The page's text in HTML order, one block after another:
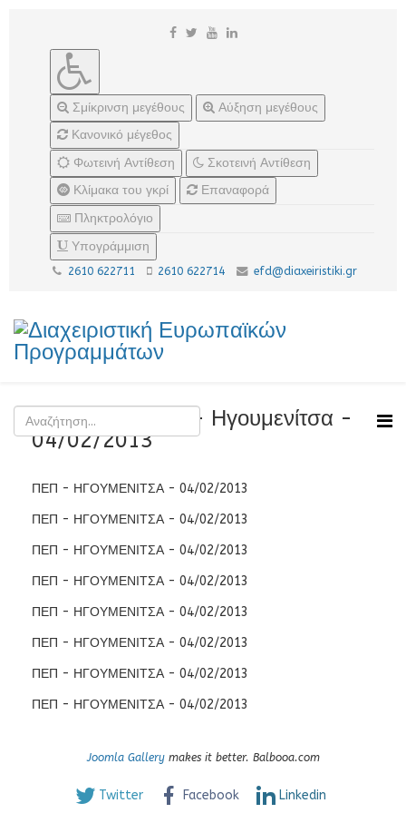
Σμίκρινση μεγέθους
Αύξηση μεγέθους
Κανονικό μέγεθος
Φωτεινή Αντίθεση
Σκοτεινή Αντίθεση
Κλίμακα του γκρί
Επαναφορά
Πληκτρολόγιο
Υπογράμμιση
2610 622711 2610 622714 efd@diaxeiristiki.gr
Εκδήλωση ΠΕΠ - Ηγουμενίτσα -
04/02/2013
ΠΕΠ - ΗΓΟΥΜΕΝΙΤΣΑ - 04/02/2013
ΠΕΠ - ΗΓΟΥΜΕΝΙΤΣΑ - 04/02/2013
ΠΕΠ - ΗΓΟΥΜΕΝΙΤΣΑ - 04/02/2013
ΠΕΠ - ΗΓΟΥΜΕΝΙΤΣΑ - 04/02/2013
ΠΕΠ - ΗΓΟΥΜΕΝΙΤΣΑ - 04/02/2013
ΠΕΠ - ΗΓΟΥΜΕΝΙΤΣΑ - 04/02/2013
ΠΕΠ - ΗΓΟΥΜΕΝΙΤΣΑ - 04/02/2013
ΠΕΠ - ΗΓΟΥΜΕΝΙΤΣΑ - 04/02/2013
Joomla Gallerymakes it better. Balbooa.com
Twitter Facebook Linkedin